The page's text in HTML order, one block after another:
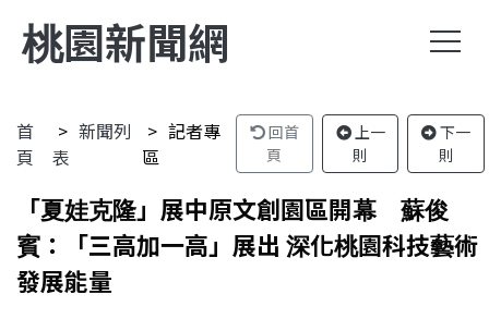
桃園新聞網
首
頁
新聞列
表
記者專
區
回首
頁
上一
則
下一
則
「夏娃克隆」展中原文創園區開幕 蘇俊
賓：「三高加一高」展出 深化桃園科技藝術
發展能量